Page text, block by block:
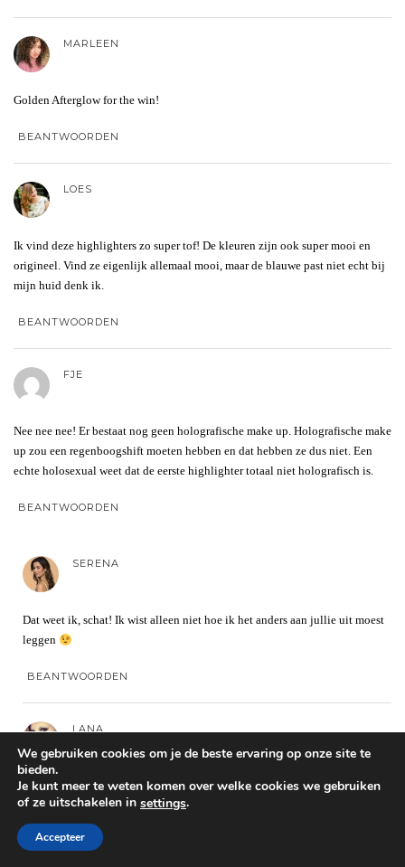
MARLEEN
Golden Afterglow for the win!
BEANTWOORDEN
LOES
Ik vind deze highlighters zo super tof! De kleuren zijn ook super mooi en
origineel. Vind ze eigenlijk allemaal mooi, maar de blauwe past niet echt bij
mijn huid denk ik.
BEANTWOORDEN
FJE
Nee nee nee! Er bestaat nog geen holografische make up. Holografische make
up zou een regenboogshift moeten hebben en dat hebben ze dus niet. Een
echte holosexual weet dat de eerste highlighter totaal niet holografisch is.
BEANTWOORDEN
SERENA
Dat weet ik, schat! Ik wist alleen niet hoe ik het anders aan jullie uit moest
leggen
BEANTWOORDEN
LANA
Holosexual yassss!!!!
draag dan echt niks anders meer!
We gebruiken cookies om je de beste ervaring op onze site te
bieden.
Je kunt meer te weten komen over welke cookies we gebruiken
of ze uitschakelen in settings.
Accepteer